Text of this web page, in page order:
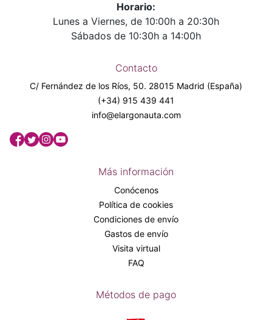
Horario:
Lunes a Viernes, de 10:00h a 20:30h
Sábados de 10:30h a 14:00h
Contacto
C/ Fernández de los Ríos, 50. 28015 Madrid (España)
(+34) 915 439 441
info@elargonauta.com
Más información
Conócenos
Política de cookies
Condiciones de envío
Gastos de envío
Visita virtual
FAQ
Métodos de pago